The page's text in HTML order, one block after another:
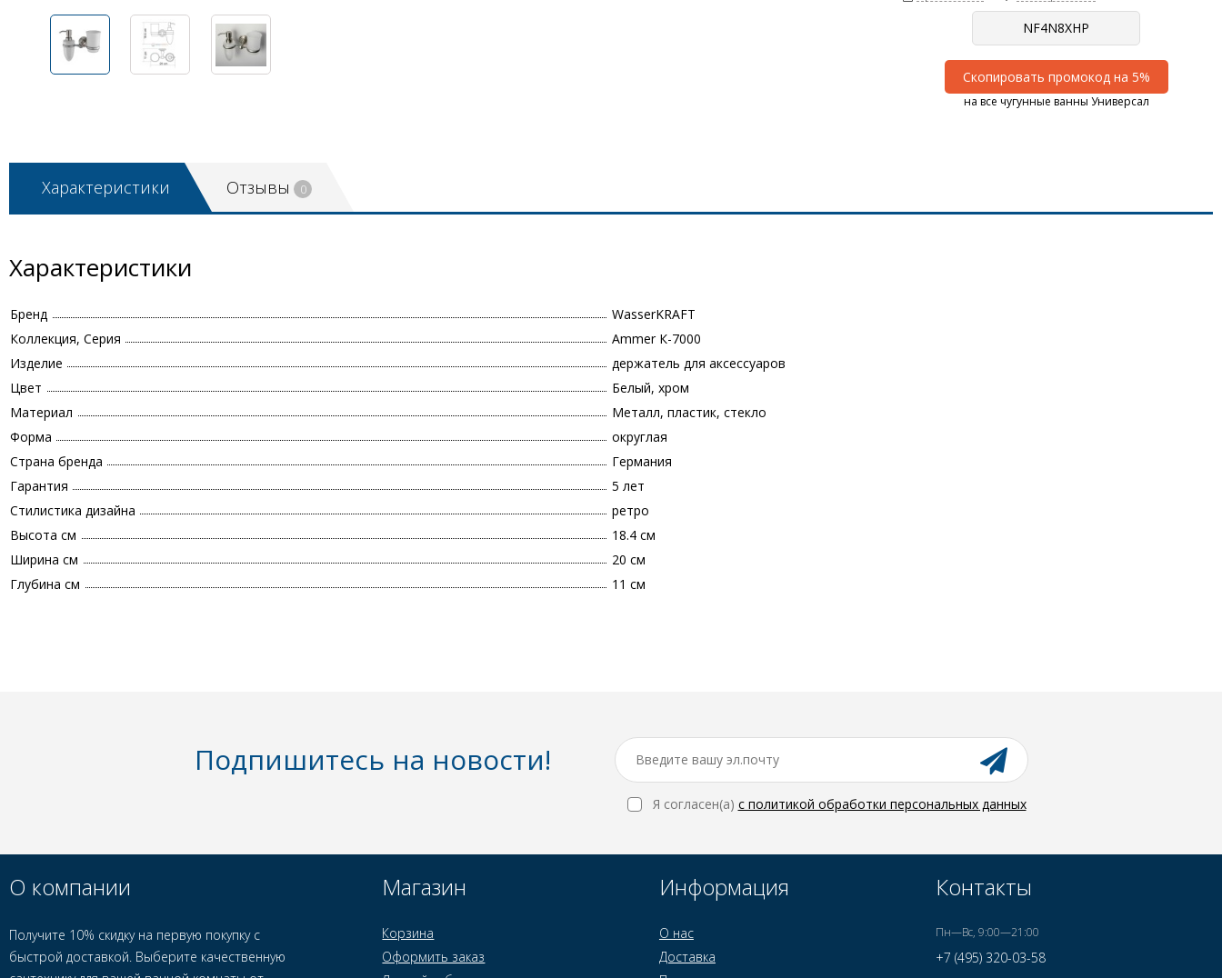
Скопировать промокод на 5%
на все чугунные ванны Универсал
Характеристики Отзывы 0
Характеристики
Бренд
WasserKRAFT
Коллекция, Серия
Ammer К-7000
Изделие
держатель для аксессуаров
Цвет
Белый, хром
Материал
Металл, пластик, стекло
Форма
округлая
Страна бренда
Германия
Гарантия
5 лет
Стилистика дизайна
ретро
Высота см
18.4 см
Ширина см
20 см
Глубина см
11 см
Подпишитесь на новости!
Я согласен(a) с политикой обработки персональных данных
О компании
Получите 10% скидку на первую покупку с
быстрой доставкой. Выберите качественную
Магазин
Корзина
Оформить заказ
Информация
О нас
Доставка
Контакты
Пн—Вс, 9:00—21:00
+7 (495) 320-03-58